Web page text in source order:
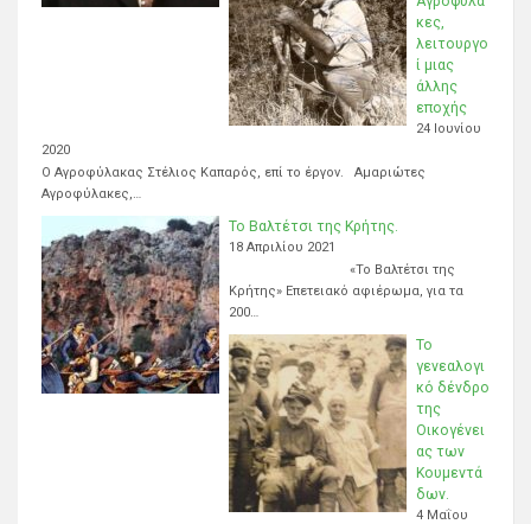
κες,
λειτουργο
ί μιας
άλλης
εποχής
24 Ιουνίου
2020
Ο Αγροφύλακας Στέλιος Καπαρός, επί το έργον. Αμαριώτες
Αγροφύλακες,…
Το Βαλτέτσι της Κρήτης.
18 Απριλίου 2021
«Το Βαλτέτσι της
Κρήτης» Επετειακό αφιέρωμα, για τα
200…
Το
γενεαλογι
κό δένδρο
της
Οικογένει
ας των
Κουμεντά
δων.
4 Μαΐου